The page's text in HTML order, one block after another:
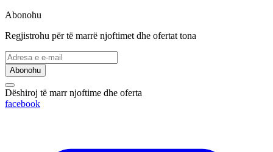
Abonohu
Regjistrohu për të marrë njoftimet dhe ofertat tona
Abonohu
Dëshiroj të marr njoftime dhe oferta
facebook